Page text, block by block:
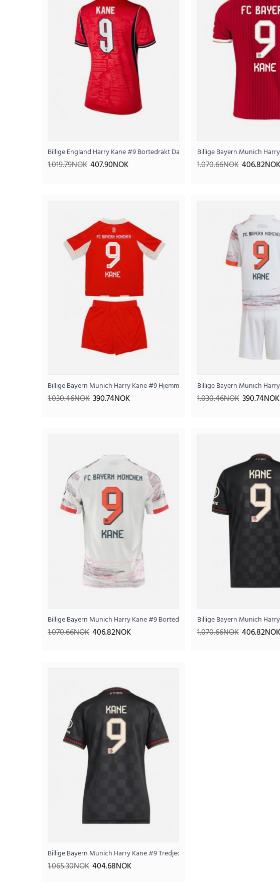
Billige England Harry Kane #9 Bortedrakt Dame VM 2026 Kortermet
1.019.79NOK 407.90NOK
Billige Bayern Munich
1.070.66NOK 406.82NOK
Billige Bayern Munich Harry Kane #9 Hjemmedraktsett Barn 2025-26
1.030.46NOK 390.74NOK
Billige Bayern Munich
1.030.46NOK 390.74NOK
Billige Bayern Munich Harry Kane #9 Bortedrakt 2025-26 Kortermet
1.070.66NOK 406.82NOK
Billige Bayern Munich
1.070.66NOK 406.82NOK
Billige Bayern Munich Harry Kane #9 Tredjedrakt Dame 2025-26 Kortermet
1.065.30NOK 404.68NOK